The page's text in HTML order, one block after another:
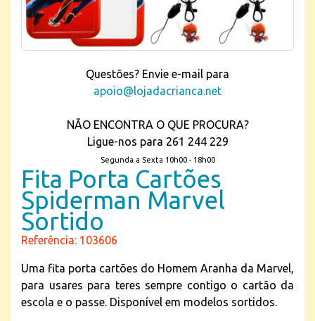
Questões? Envie e-mail para
apoio@lojadacrianca.net
NÃO ENCONTRA O QUE PROCURA?
Ligue-nos para 261 244 229
Segunda a Sexta 10h00 - 18h00
Fita Porta Cartões
Spiderman Marvel
Sortido
Referência: 103606
Uma fita porta cartões do Homem Aranha da Marvel,
para usares para teres sempre contigo o cartão da
escola e o passe. Disponível em modelos sortidos.